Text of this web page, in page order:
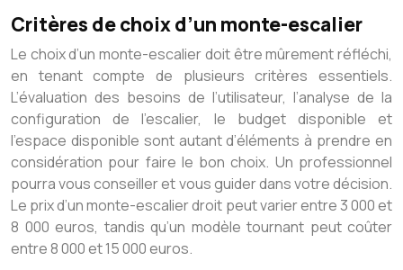
Critères de choix d’un monte-escalier
Le choix d’un monte-escalier doit être mûrement réfléchi,
en tenant compte de plusieurs critères essentiels.
L’évaluation des besoins de l’utilisateur, l’analyse de la
configuration de l’escalier, le budget disponible et
l’espace disponible sont autant d’éléments à prendre en
considération pour faire le bon choix. Un professionnel
pourra vous conseiller et vous guider dans votre décision.
Le prix d’un monte-escalier droit peut varier entre 3 000 et
8 000 euros, tandis qu’un modèle tournant peut coûter
entre 8 000 et 15 000 euros.